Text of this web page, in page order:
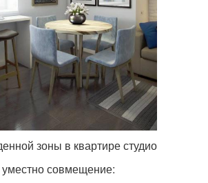
зоны в квартире студио
уместно совмещение: